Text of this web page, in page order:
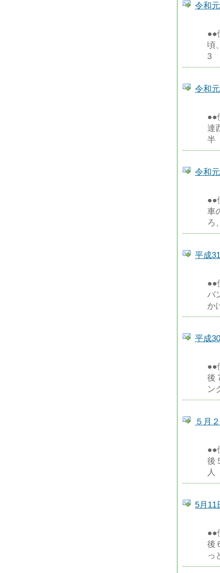
令和
●●
頃
3
令和
●●
達
半
令和
●●
車
ろ
平成
●●
バ
か
平成
●●
後
ン
５月
●●
後
人
5月11
●●
後
っ